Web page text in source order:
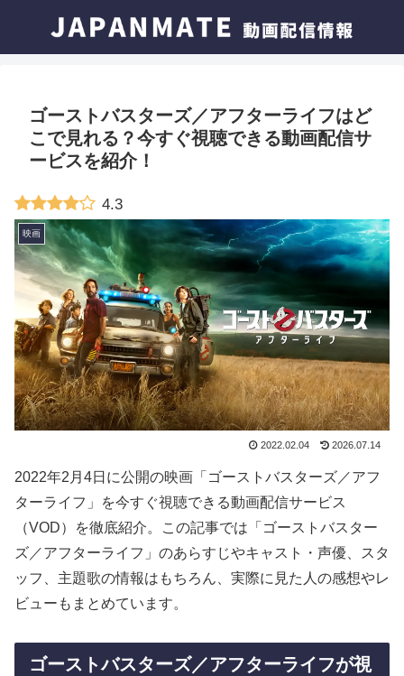
ゴーストバスターズ／アフターライフはど
こで見れる？今すぐ視聴できる動画配信サ
ービスを紹介！
4.3
映画
2022.02.04 2026.07.14
2022年2月4日に公開の映画「ゴーストバスターズ／アフ
ターライフ」を今すぐ視聴できる動画配信サービス
（VOD）を徹底紹介。この記事では「ゴーストバスター
ズ／アフターライフ」のあらすじやキャスト・声優、スタ
ッフ、主題歌の情報はもちろん、実際に見た人の感想やレ
ビューもまとめています。
ゴーストバスターズ／アフターライフが視